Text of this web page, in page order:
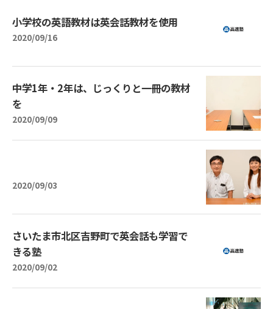
小学校の英語教材は英会話教材を使用
2020/09/16
中学1年・2年は、じっくりと一冊の教材
を
2020/09/09
2020/09/03
さいたま市北区吉野町で英会話も学習で
きる塾
2020/09/02